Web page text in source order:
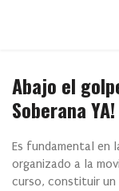
Abajo el
Soberana YA!
Es fundamental en
organizado a la
curso, constituir un